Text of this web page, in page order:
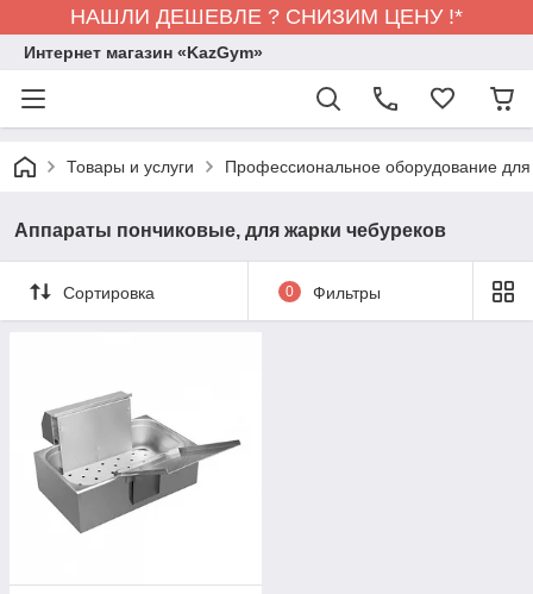
НАШЛИ ДЕШЕВЛЕ ? СНИЗИМ ЦЕНУ !*
Интернет магазин «KazGym»
Товары и услуги Профессиональное оборудование
Аппараты пончиковые, для жарки чебуреков
Сортировка 0 Фильтры